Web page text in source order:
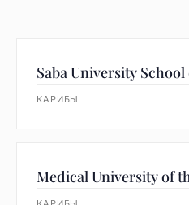
Saba University
КАРИБЫ
Medical University of